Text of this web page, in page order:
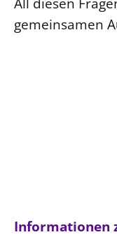
gemeinsamen
Informationen